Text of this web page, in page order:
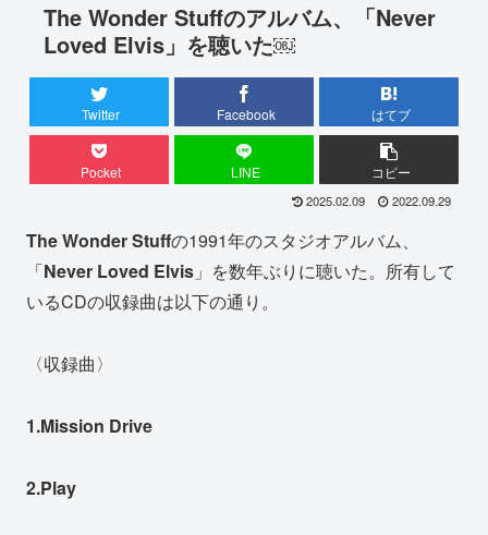
The Wonder Stuffのアルバム、「Never
Loved Elvis」を聴いた￼
Twitter Facebook はてブ
Pocket LINE コピー
2025.02.09 2022.09.29
The Wonder Stuffの1991年のスタジオアルバム、
「Never Loved Elvis 」を数年ぶりに聴いた。所有して
いるCDの収録曲は以下の通り。
〈収録曲〉
1.Mission Drive
2.Play